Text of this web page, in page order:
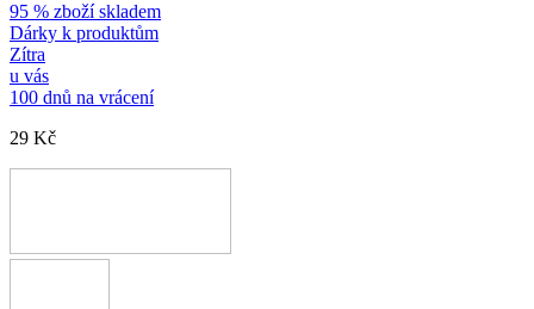
95 % zboží skladem
Dárky k produktům
Zítra
u vás
100 dnů na vrácení
29 Kč